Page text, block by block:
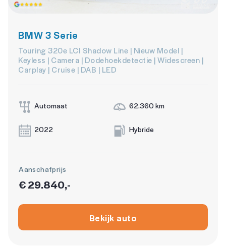
BMW 3 Serie
Touring 320e LCI Shadow Line | Nieuw Model |
Keyless | Camera | Dodehoekdetectie | Widescreen |
Carplay | Cruise | DAB | LED
Automaat 62.360 km
2022 Hybride
Aanschafprijs
€ 29.840,-
Bekijk auto